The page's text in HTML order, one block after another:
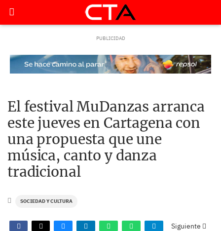
El festival MuDanzas arranca
este jueves en Cartagena con
una propuesta que une
música, canto y danza
tradicional
SOCIEDAD Y CULTURA
Siguiente